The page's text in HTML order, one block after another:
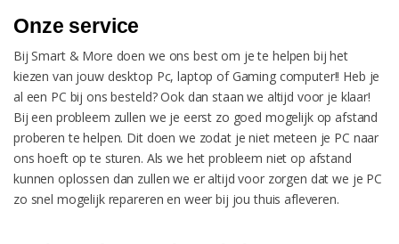
Onze service
Bij Smart & More doen we ons best om je te helpen bij het
kiezen van jouw desktop Pc, laptop of Gaming computer!! Heb je
al een PC bij ons besteld? Ook dan staan we altijd voor je klaar!
Bij een probleem zullen we je eerst zo goed mogelijk op afstand
proberen te helpen. Dit doen we zodat je niet meteen je PC naar
ons hoeft op te sturen. Als we het probleem niet op afstand
kunnen oplossen dan zullen we er altijd voor zorgen dat we je PC
zo snel mogelijk repareren en weer bij jou thuis afleveren.